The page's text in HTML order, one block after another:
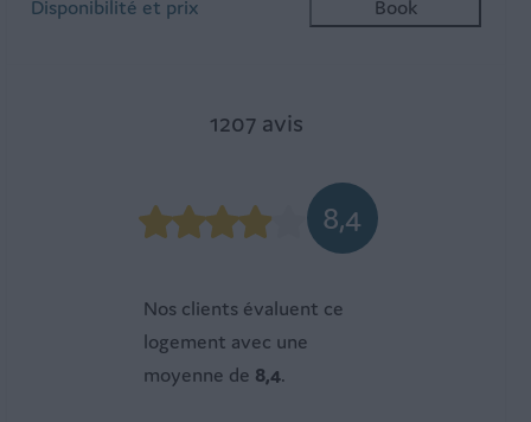
Disponibilité et prix Book
1207 avis
8,4
Nos clients évaluent ce
logement avec une
moyenne de 8,4.